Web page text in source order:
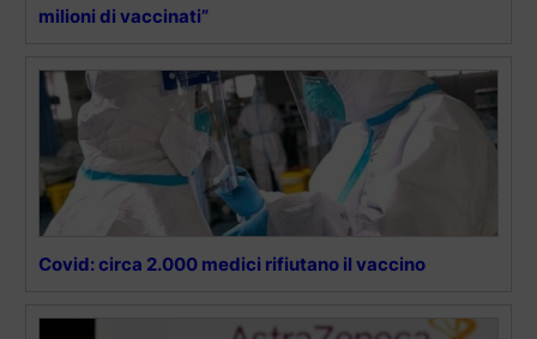
milioni di vaccinati”
Covid: circa 2.000 medici rifiutano il vaccino